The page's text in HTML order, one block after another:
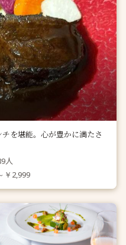
を堪能。心が豊かに満たさ
人
￥2,999